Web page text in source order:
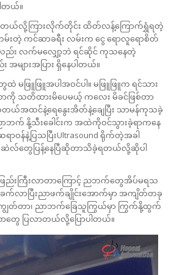
တယ်။
စ်တယ်လို့ကြားလိုက်တိုင်း ထိတ်လန့်ကြောက်ရွှံရတဲ့
တဲ့ ကင်ဆာခရီး လမ်းက ငွေ ရောလူရောစိတ်
လည်း လက်မလျှော့ဘဲ ရင်ဆိုင် ကုသနေတဲ့
များအပြား ရှိနေပါတယ်။
မဖြူဖြူအပါအဝင်ပါ။ မဖြူဖြူက ရင်သား
ာကို သတိထားမိပေမယ့် ကလေး မိခင်ဖြစ်တာ
တ်တယ်အထင်နဲ့ရေနွေးအိတ်နဲ့ချေပြီး သာမန်ကုသခဲ့
ာဘက် နို့သီးခေါင်းက အထဲကိုဝင်သွားခဲ့ရာကနေ
ာဝန်နဲ့ပြသပြီးUltrasound ရိုက်တဲ့အခါ
လ်တွေပြန့်နေပြီဆိုတာသိခဲ့ရတယ်လို့ဆိုပါ
ည်းကြီးလာတာကြောင့် ညဘက်တွေအိပ်မရသ
ာပြီးညာဖက်ချိုင်းအောက်မှာ အကျိတ်တခု
တ်တာ၊ ညာဘက်ခြေသူကြွယ်မှာ ကြွက်နို့ထွက်
ေ ပြလာတယ်လို့ပြောပါတယ်။